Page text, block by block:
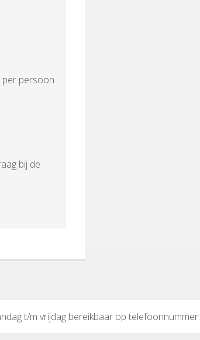
per persoon
bij de
t/m vrijdag bereikbaar op telefoonnummer: